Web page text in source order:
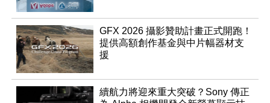
GFX 2026 攝影贊助計畫正式開跑！
提供高額創作基金與中片幅器材支
援
續航力將迎來重大突破？Sony 傳正